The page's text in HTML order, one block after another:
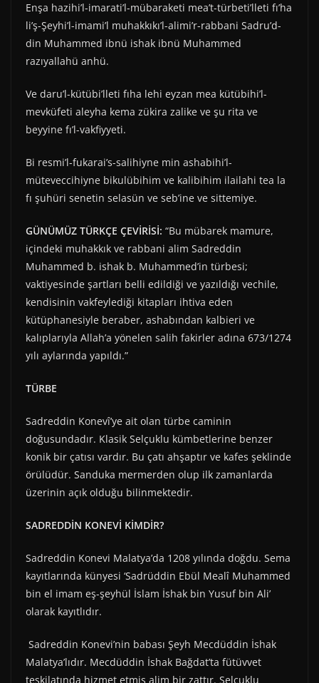
Enşa hazihi’l-imarati’l-mübaraketi mea’t-türbeti’lleti fı’ha
li’ş-Şeyhi’l-imami’l­ muhakkıkı’l-alimi’r-rabbani Sadru’d-
din Muhammed ibnü ishak ibnü Muhammed
razıyallahü anhü.
Ve daru’l-kütübi’lleti fıha lehi eyzan mea kütübihi’l-
mevküfeti aleyha kema zükira zalike ve şu rita ve
beyyine fı’l-vakfiyyeti.
Bi resmi’l-fukarai’s-salihiyne min ashabihi’l-
müteveccihiyne bikulübihim ve kalibihim ilailahi tea la
fı şuhüri senetin selasün ve seb’ine ve sittemiye.
GÜNÜMÜZ TÜRKÇE ÇEVİRİSİ: “Bu mübarek mamure,
içindeki muhakkık ve rabbani alim Sadreddin
Muhammed b. ishak b. Muhammed’in türbesi;
vaktiyesinde şartları belli edildiği ve yazıldığı vechile,
kendisinin vakfeylediği kitapları ihtiva eden
kütüphanesiyle beraber, ashabından kalbieri ve
kalıplarıyla Allah’a yönelen salih fakirler adına 673/1274
yılı aylarında yapıldı.”
TÜRBE
Sadreddin Konevî’ye ait olan türbe caminin
doğusundadır. Klasik Selçuklu kümbetlerine benzer
konik bir çatısı vardır. Bu çatı ahşaptır ve kafes şeklinde
örülüdür. Sanduka mermerden olup ilk zamanlarda
üzerinin açık olduğu bilinmektedir.
SADREDDİN KONEVİ KİMDİR?
Sadreddin Konevi Malatya’da 1208 yılında doğdu. Sema
kayıtlarında künyesi ‘Sadrüddin Ebül Mealî Muhammed
bin el imam eş-şeyhül İslam İshak bin Yusuf bin Ali’
olarak kayıtlıdır.
Sadreddin Konevi’nin babası Şeyh Mecdüddin İshak
Malatya’lıdır. Mecdüddin İshak Bağdat’ta fütüvvet
teşkilatında hizmet etmiş alim bir zattır. Selçuklu